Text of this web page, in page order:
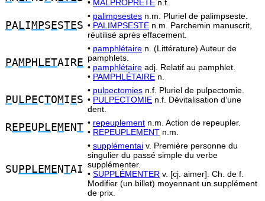
• MALPROPRETÉ n.f.
PALI MPS ESTES
• palimpsestes n.m. Pluriel de palimpseste.
• PALIMPSESTE n.m. Parchemin manuscrit,
réutilisé après effacement.
PAMP H LETAIRE
• pamphlétaire n. (Littérature) Auteur de
pamphlets.
• pamphlétaire adj. Relatif au pamphlet.
• PAMPHLÉTAIRE n.
PU LPECTOMI ES
• pulpectomies n.f. Pluriel de pulpectomie.
• PULPECTOMIE n.f. Dévitalisation d’une
dent.
REPEU PL EM ENT • repeuplement n.m. Action de repeupler.
• REPEUPLEMENT n.m.
SU PPLEME NTAI
• supplémentai v. Première personne du
singulier du passé simple du verbe
supplémenter.
• SUPPLÉMENTER v. [cj. aimer]. Ch. de f.
Modifier (un billet) moyennant un supplément
de prix.